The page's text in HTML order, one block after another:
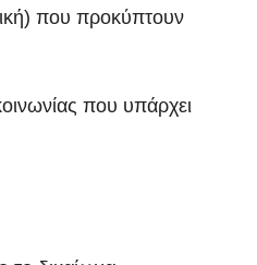
που προκύπτουν
που υπάρχει